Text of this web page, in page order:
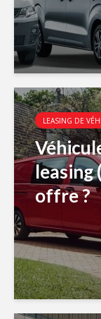
LEASING DE
leasing
offre ?